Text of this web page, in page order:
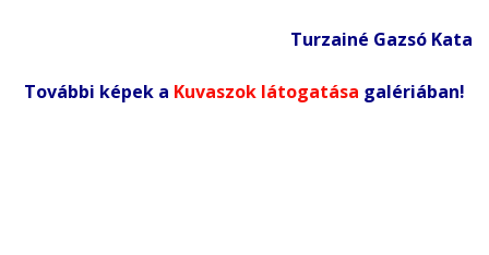
Turzainé Gazsó Kata
További képek a Kuvaszok látogatása galériában!